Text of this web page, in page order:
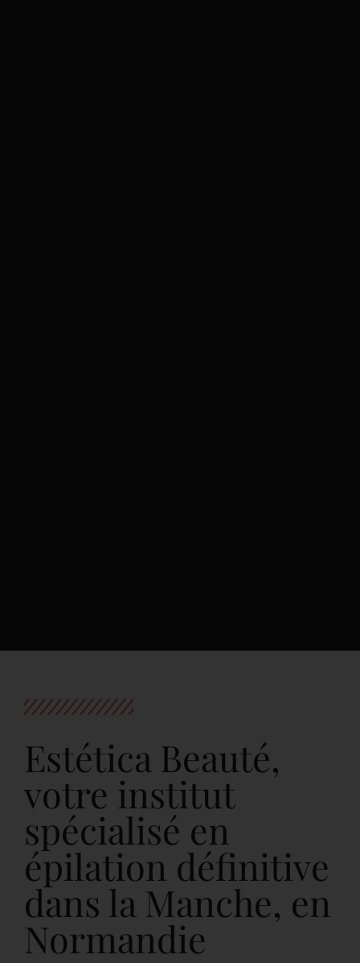
Estética Beauté,
votre institut
spécialisé en
épilation définitive
dans la Manche, en
Normandie